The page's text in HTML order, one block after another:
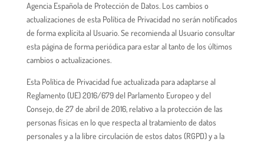
Agencia Española de Protección de Datos. Los cambios o
actualizaciones de esta Política de Privacidad no serán notificados
de forma explícita al Usuario. Se recomienda al Usuario consultar
esta página de forma periódica para estar al tanto de los últimos
cambios o actualizaciones.
Esta Política de Privacidad fue actualizada para adaptarse al
Reglamento (UE) 2016/679 del Parlamento Europeo y del
Consejo, de 27 de abril de 2016, relativo a la protección de las
personas físicas en lo que respecta al tratamiento de datos
personales y a la libre circulación de estos datos (RGPD) y a la